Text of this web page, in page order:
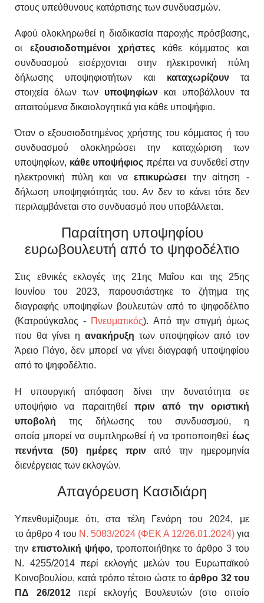
στους υπεύθυνους κατάρτισης των συνδυασμών.
Αφού ολοκληρωθεί η διαδικασία παροχής πρόσβασης,
οι εξουσιοδοτημένοι χρήστες κάθε κόμματος και
συνδυασμού εισέρχονται στην ηλεκτρονική πύλη
δήλωσης υποψηφιοτήτων και καταχωρίζουν τα
στοιχεία όλων των υποψηφίων και υποβάλλουν τα
απαιτούμενα δικαιολογητικά για κάθε υποψήφιο.
Όταν ο εξουσιοδοτημένος χρήστης του κόμματος ή του
συνδυασμού ολοκληρώσει την καταχώριση των
υποψηφίων, κάθε υποψήφιος πρέπει να συνδεθεί στην
ηλεκτρονική πύλη και ναεπικυρώσει
την αίτηση -
δήλωση υποψηφιότητάς του. Αν δεν το κάνει τότε δεν
περιλαμβάνεται στο συνδυασμό που υποβάλλεται.
Παραίτηση υποψηφίου
ευρωβουλευτή από το ψηφοδέλτιο
Στις εθνικές εκλογές της 21ης Μαΐου και της 25ης
Ιουνίου του 2023, παρουσιάστηκε το ζήτημα της
διαγραφής υποψηφίων βουλευτών από το ψηφοδέλτιο
(Κατρούγκαλος - Πνευματικός). Από την στιγμή όμως
που θα γίνει η ανακήρυξη των υποψηφίων από τον
Άρειο Πάγο, δεν μπορεί να γίνει διαγραφή υποψηφίου
από το ψηφοδέλτιο.
Η υπουργική απόφαση δίνει την δυνατότητα σε
υποψήφιονα παραιτηθείπριν από την οριστική
υποβολή της δήλωσης του συνδυασμού, η
οποία μπορεί να συμπληρωθεί ή να τροποποιηθείέως
πενήντα (50) ημέρες πριναπό την ημερομηνία
διενέργειας των εκλογών.
Απαγόρευση Κασιδιάρη
Υπενθυμίζουμε ότι, στα τέλη Γενάρη του 2024, με
το άρθρο 4 του Ν. 5083/2024 (ΦΕΚ Α 12/26.01.2024) για
την επιστολική ψήφο, τροποποιήθηκε τοάρθρο 3 του
Ν. 4255/2014 περί εκλογής μελών του Ευρωπαϊκού
Κοινοβουλίου, κατά τρόπο τέτοιο ώστε τοάρθρο 32 του
ΠΔ 26/2012περί εκλογής Βουλευτών (στο οποίο